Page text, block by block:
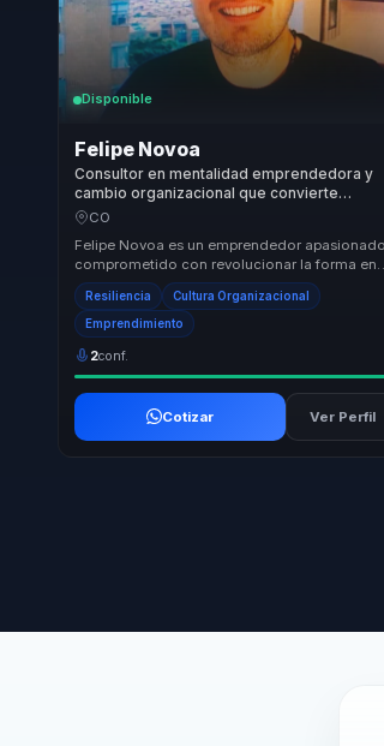
Disponible
Felipe Novoa
Consultor en mentalidad emprendedora y
cambio organizacional que convierte
liderazgo transformacional en resiliencia,
CO
Felipe Novoa es un emprendedor apasionado,
comprometido con revolucionar la forma en
que las empresas abordan el negocio y el
impacto soc...
Resiliencia Cultura Organizacional
Emprendimiento
2conf.
Cotizar Ver Perfil